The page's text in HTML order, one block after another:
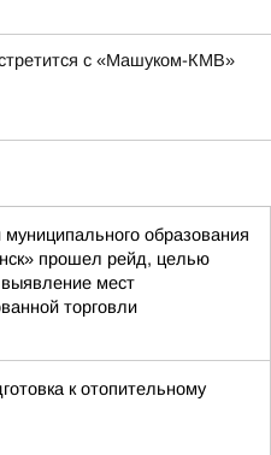
с «Машуком-КМВ»
образования
прошел рейд, целью
мест
торговли
к отопительному